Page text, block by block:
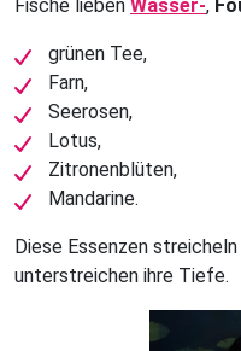
Fische lieben Wasser-,
grünen Tee,
Farn,
Seerosen,
Lotus,
Zitronenblüten,
Mandarine.
Diese Essenzen
unterstreichen ihre Tiefe.